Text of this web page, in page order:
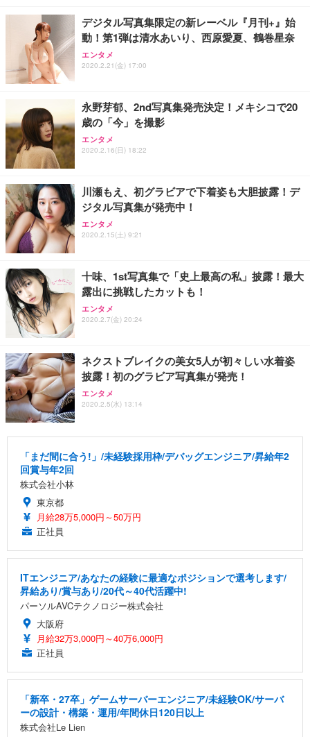
デジタル写真集限定の新レーベル『月刊+』始
動！第1弾は清水あいり、西原愛夏、鶴巻星奈
エンタメ
2020.2.21(金) 17:00
永野芽郁、2nd写真集発売決定！メキシコで20
歳の「今」を撮影
エンタメ
2020.2.16(日) 18:22
川瀬もえ、初グラビアで下着姿も大胆披露！デ
ジタル写真集が発売中！
エンタメ
2020.2.15(土) 9:21
十味、1st写真集で「史上最高の私」披露！最大
露出に挑戦したカットも！
エンタメ
2020.2.7(金) 20:24
ネクストブレイクの美女5人が初々しい水着姿
披露！初のグラビア写真集が発売！
エンタメ
2020.2.5(水) 13:14
「まだ間に合う!」/未経験採用枠/デバッグエンジニア/昇給年2
回賞与年2回
株式会社小林
東京都
月給28万5,000円～50万円
正社員
ITエンジニア/あなたの経験に最適なポジションで選考します/
昇給あり/賞与あり/20代～40代活躍中!
パーソルAVCテクノロジー株式会社
大阪府
月給32万3,000円～40万6,000円
正社員
「新卒・27卒」ゲームサーバーエンジニア/未経験OK/サーバ
ーの設計・構築・運用/年間休日120日以上
株式会社Le Lien